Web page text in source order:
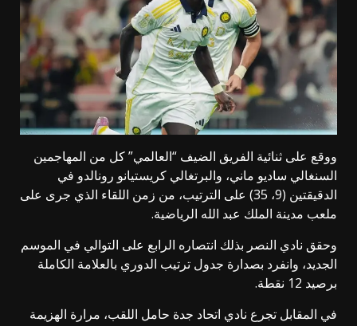
ووقع على ثنائية الفريق الضيف “العالمي” كل من المهاجمين
السنغالي ساديو ماني، والبرتغالي كريستيانو رونالدو في
الدقيقتين (9، 35) على الترتيب، من زمن اللقاء الذي جرى على
ملعب مدينة الملك عبد الله الرياضية.
وحقق نادي النصر بذلك انتصاره الرابع على التوالي في الموسم
الجديد، وانفرد بصدارة جدول ترتيب الدوري بالعلامة الكاملة
برصيد 12 نقطة.
في المقابل تجرع نادي اتحاد جدة حامل اللقب، مرارة الهزيمة